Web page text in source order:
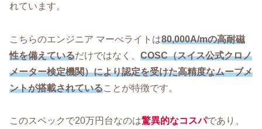
れています。
こちらのエンジニア マーべライトは80,000A/mの高耐磁
性を備えているだけではなく、 COSC（スイス公式クロノ
メーター検定機関）により認定を受けた高精度なムーブメ
ントが搭載されていることが特徴です。
このスペックで20万円台なのは驚異的なコスパであり、